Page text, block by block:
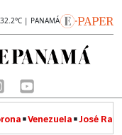
32.2°C | PANAMÁ
Venezuela José